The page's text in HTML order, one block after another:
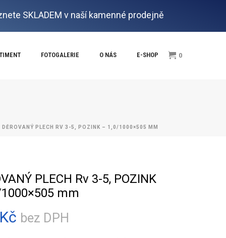
SKLADEM v naší kamenné prodejně
FOTOGALERIE O NÁS E-SHOP 0
PLECH RV 3-5, POZINK – 1,0/1000×505 MM
PLECH Rv 3-5, POZINK
mm
Kč bez DPH